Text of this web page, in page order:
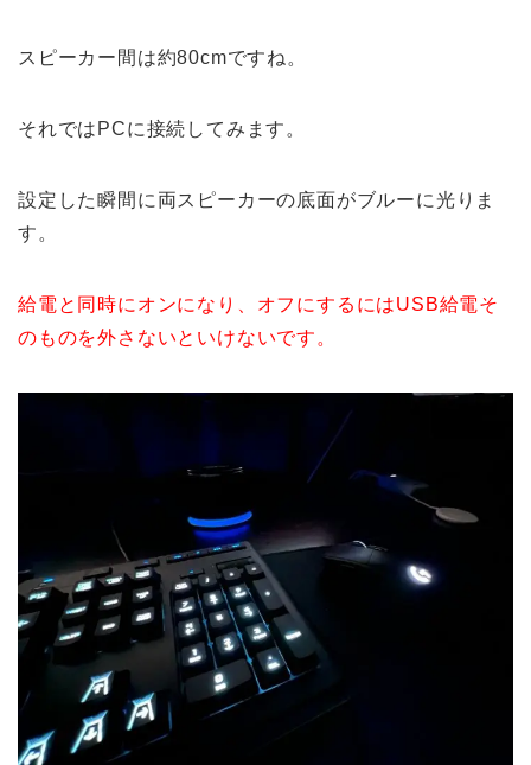
スピーカー間は約80cmですね。
それではPCに接続してみます。
設定した瞬間に両スピーカーの底面がブルーに光りま
す。
給電と同時にオンになり、オフにするにはUSB給電そ
のものを外さないといけないです。